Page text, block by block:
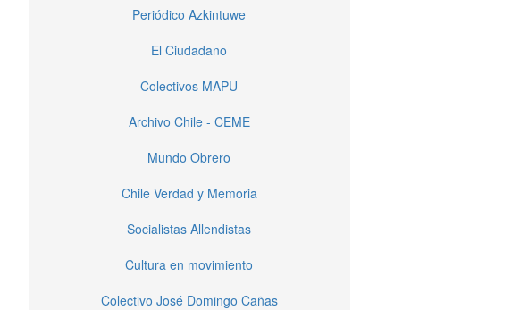
Periódico Azkintuwe
El Ciudadano
Colectivos MAPU
Archivo Chile - CEME
Mundo Obrero
Chile Verdad y Memoria
Socialistas Allendistas
Cultura en movimiento
Colectivo José Domingo Cañas